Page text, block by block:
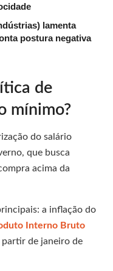
lamenta
postura negativa
de
mínimo?
do salário
que busca
acima da
a inflação do
Interno Bruto
partir de janeiro de